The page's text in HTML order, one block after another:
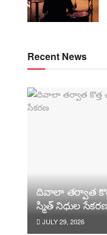
Recent News
దివాలా తర్వాత
స్మిత్ నిధుల
JULY 29, 2026